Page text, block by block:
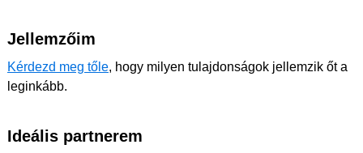
Jellemzőim
Kérdezd meg tőle, hogy milyen tulajdonságok jellemzik őt a
leginkább.
Ideális partnerem